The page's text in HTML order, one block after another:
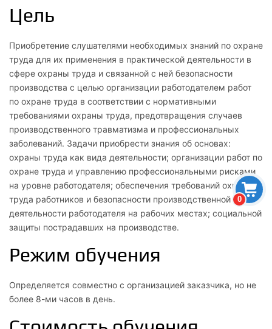
0
Цель
Приобретение слушателями необходимых знаний по охране
труда для их применения в практической деятельности в
сфере охраны труда и связанной с ней безопасности
производства с целью организации работодателем работ
по охране труда в соответствии с нормативными
требованиями охраны труда, предотвращения случаев
производственного травматизма и профессиональных
заболеваний. Задачи приобрести знания об основах:
охраны труда как вида деятельности; организации работ по
охране труда и управлению профессиональными рисками
на уровне работодателя; обеспечения требований охраны
труда работников и безопасности производственной
деятельности работодателя на рабочих местах; социальной
защиты пострадавших на производстве.
Режим обучения
Определяется совместно с организацией заказчика, но не
более 8-ми часов в день.